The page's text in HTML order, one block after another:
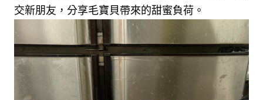
交新朋友，分享毛寶貝帶來的甜蜜負荷。